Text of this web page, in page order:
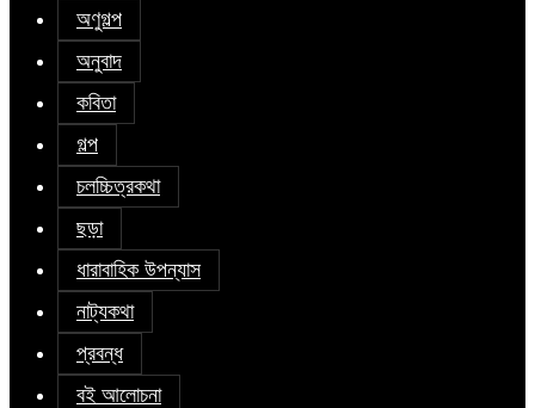
অণুগল্প
অনুবাদ
কবিতা
গল্প
চলচ্চিত্রকথা
ছড়া
ধারাবাহিক উপন্যাস
নাট্যকথা
প্রবন্ধ
বই আলোচনা